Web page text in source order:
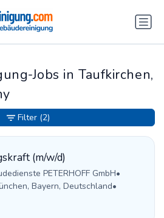
Jobs in Taufkirchen,
(m/w/d)
PETERHOFF GmbH•
Bayern, Deutschland•
Filter (2)